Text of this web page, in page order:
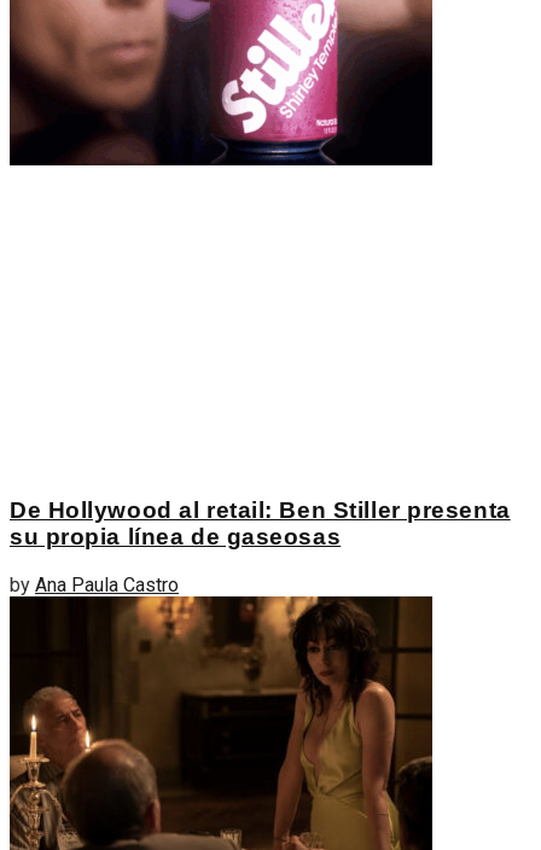
De Hollywood al retail: Ben Stiller presenta
su propia línea de gaseosas
by Ana Paula Castro